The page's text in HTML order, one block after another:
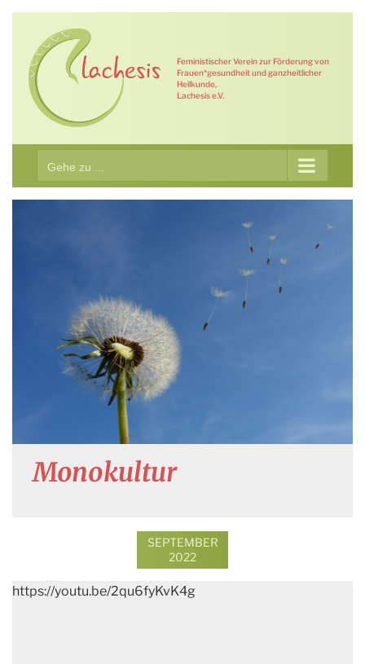
Zum
springen
Feministischer Verein zur Förderung von
Frauen*gesundheit und ganzheitlicher
Heilkunde,
Lachesis e.V.
Gehe zu ...
Monokultur
SEPTEMBER
2022
https://youtu.be/2qu6fyKvK4g